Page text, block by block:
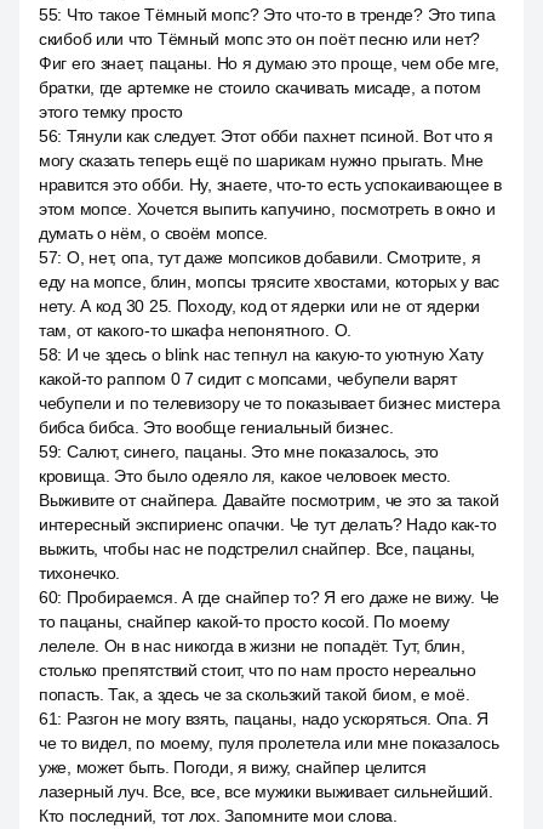
55: Что такое Тёмный мопс? Это что-то в тренде? Это типа
скибоб или что Тёмный мопс это он поёт песню или нет?
Фиг его знает, пацаны. Но я думаю это проще, чем обе мге,
братки, где артемке не стоило скачивать мисаде, а потом
этого темку просто
56: Тянули как следует. Этот обби пахнет псиной. Вот что я
могу сказать теперь ещё по шарикам нужно прыгать. Мне
нравится это обби. Ну, знаете, что-то есть успокаивающее в
этом мопсе. Хочется выпить капучино, посмотреть в окно и
думать о нём, о своём мопсе.
57: О, нет, опа, тут даже мопсиков добавили. Смотрите, я
еду на мопсе, блин, мопсы трясите хвостами, которых у вас
нету. А код 30 25. Походу, код от ядерки или не от ядерки
там, от какого-то шкафа непонятного. О.
58: И че здесь о blink нас тепнул на какую-то уютную Хату
какой-то раппом 0 7 сидит с мопсами, чебупели варят
чебупели и по телевизору че то показывает бизнес мистера
бибса бибса. Это вообще гениальный бизнес.
59: Салют, синего, пацаны. Это мне показалось, это
кровища. Это было одеяло ля, какое человоек место.
Выживите от снайпера. Давайте посмотрим, че это за такой
интересный экспириенс опачки. Че тут делать? Надо как-то
выжить, чтобы нас не подстрелил снайпер. Все, пацаны,
тихонечко.
60: Пробираемся. А где снайпер то? Я его даже не вижу. Че
то пацаны, снайпер какой-то просто косой. По моему
лелеле. Он в нас никогда в жизни не попадёт. Тут, блин,
столько препятствий стоит, что по нам просто нереально
попасть. Так, а здесь че за скользкий такой биом, е моё.
61: Разгон не могу взять, пацаны, надо ускоряться. Опа. Я
че то видел, по моему, пуля пролетела или мне показалось
уже, может быть. Погоди, я вижу, снайпер целится
лазерный луч. Все, все, все мужики выживает сильнейший.
Кто последний, тот лох. Запомните мои слова.